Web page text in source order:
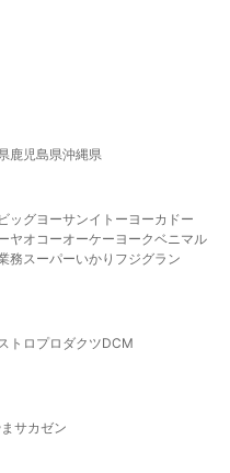
鹿児島県沖縄県
ビッグヨーサンイトーヨーカドー
ヤオコーオーケー ヨークベニマル
務スーパーいかり フジグラン
トロプロダクツDCM
サカゼン